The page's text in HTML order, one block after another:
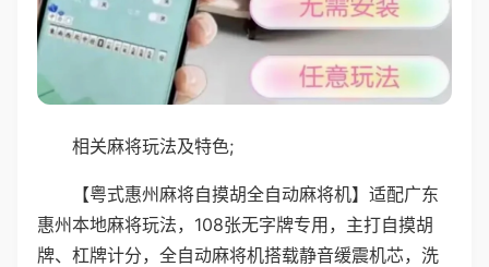
相关麻将玩法及特色;
【粤式惠州麻将自摸胡全自动麻将机】适配广东
惠州本地麻将玩法，108张无字牌专用，主打自摸胡
牌、杠牌计分，全自动麻将机搭载静音缓震机芯，洗